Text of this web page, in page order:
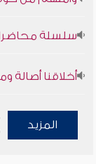
سلسلة محاضرات
المزيد